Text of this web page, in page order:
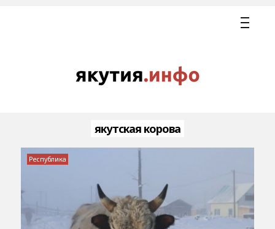
якутская корова
Республика